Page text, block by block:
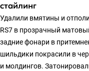
стайлинг
Удалили вмятины и
RS7 в прозрачный
задние фонари в
шильдики покрасили в
и молдингов.